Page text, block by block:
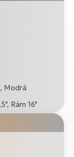
Modrá
Rám 16"